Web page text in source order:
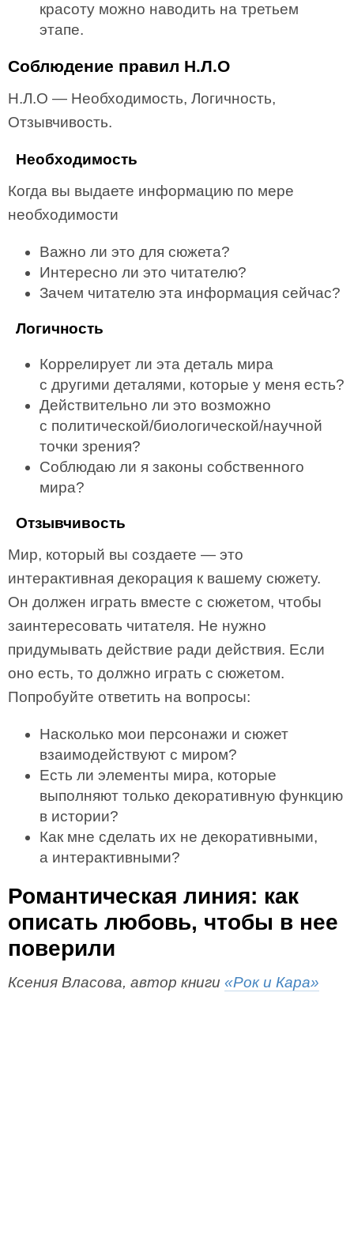
красоту можно наводить на третьем
этапе.
Соблюдение правил Н.Л.О
Н.Л.О — Необходимость, Логичность,
Отзывчивость.
Необходимость
Когда вы выдаете информацию по мере
необходимости
Важно ли это для сюжета?
Интересно ли это читателю?
Зачем читателю эта информация сейчас?
Логичность
Коррелирует ли эта деталь мира
с другими деталями, которые у меня есть?
Действительно ли это возможно
с политической/биологической/научной
точки зрения?
Соблюдаю ли я законы собственного
мира?
Отзывчивость
Мир, который вы создаете — это
интерактивная декорация к вашему сюжету.
Он должен играть вместе с сюжетом, чтобы
заинтересовать читателя. Не нужно
придумывать действие ради действия. Если
оно есть, то должно играть с сюжетом.
Попробуйте ответить на вопросы:
Насколько мои персонажи и сюжет
взаимодействуют с миром?
Есть ли элементы мира, которые
выполняют только декоративную функцию
в истории?
Как мне сделать их не декоративными,
а интерактивными?
Романтическая линия: как
описать любовь, чтобы в нее
поверили
Ксения Власова, автор книги «Рок и Кара»